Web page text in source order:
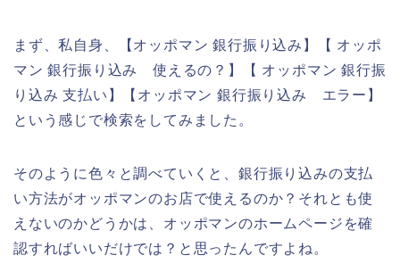
まず、私自身、【オッポマン 銀行振り込み】【 オッポ
マン 銀行振り込み 使えるの？】【 オッポマン 銀行振
り込み 支払い】【オッポマン 銀行振り込み エラー】
という感じで検索をしてみました。
そのように色々と調べていくと、銀行振り込みの支払
い方法がオッポマンのお店で使えるのか？それとも使
えないのかどうかは、オッポマンのホームページを確
認すればいいだけでは？と思ったんですよね。